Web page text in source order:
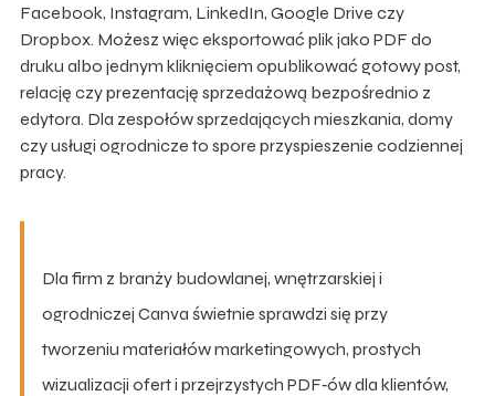
Facebook, Instagram, LinkedIn, Google Drive czy
Dropbox. Możesz więc eksportować plik jako PDF do
druku albo jednym kliknięciem opublikować gotowy post,
relację czy prezentację sprzedażową bezpośrednio z
edytora. Dla zespołów sprzedających mieszkania, domy
czy usługi ogrodnicze to spore przyspieszenie codziennej
pracy.
Dla firm z branży budowlanej, wnętrzarskiej i
ogrodniczej Canva świetnie sprawdzi się przy
tworzeniu materiałów marketingowych, prostych
wizualizacji ofert i przejrzystych PDF‑ów dla klientów,